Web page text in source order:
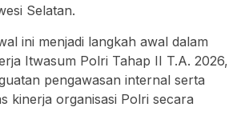
Selatan.
ini menjadi langkah awal dalam
Itwasum Polri Tahap II T.A. 2026,
pengawasan internal serta
kinerja organisasi Polri secara